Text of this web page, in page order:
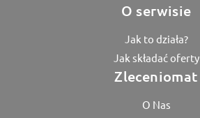
O serwisie
Jak to działa?
Jak składać oferty
Zleceniomat
O Nas